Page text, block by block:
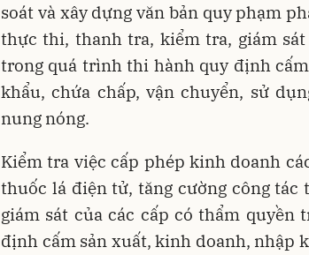
soát và xây dựng văn bản quy phạm
thực thi, thanh tra, kiểm tra, giám
trong quá trình thi hành quy định
khẩu, chứa chấp, vận chuyển, sử
nung nóng.
Kiểm tra việc cấp phép kinh doanh
thuốc lá điện tử, tăng cường công
giám sát của các cấp có thẩm
định cấm sản xuất, kinh doanh, nhập